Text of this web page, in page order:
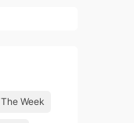
The Week